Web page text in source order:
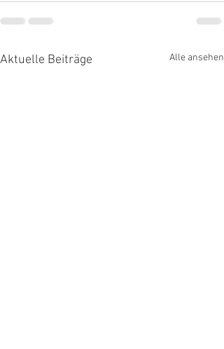
Aktuelle Beiträge Alle ansehen